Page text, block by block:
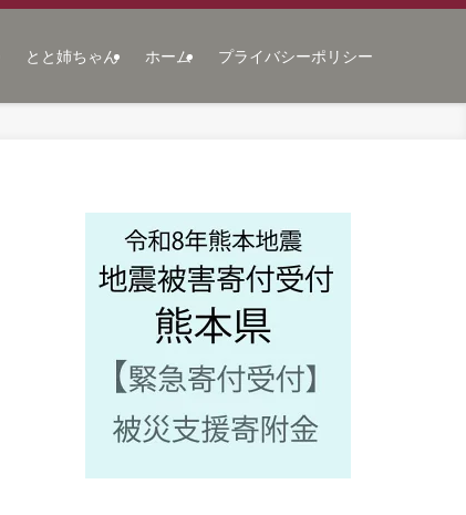
とと姉ちゃん ホーム プライバシーポリシー